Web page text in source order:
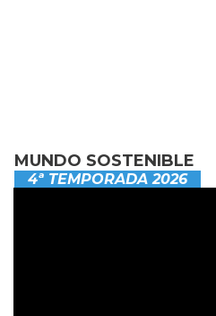
MUNDO SOSTENIBLE
4ª TEMPORADA 2026